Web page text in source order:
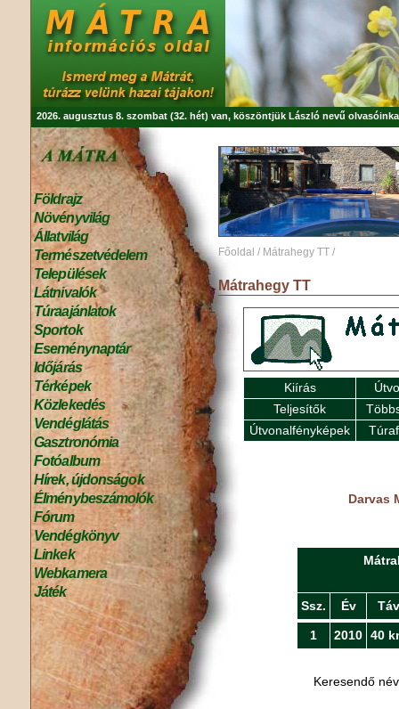
2026. augusztus 8. szombat (32. hét) van, köszöntjük László nevű
Földrajz
Növényvilág
Állatvilág
Természetvédelem
Települések
Látnivalók
Túraajánlatok
Sportok
Eseménynaptár
Időjárás
Térképek
Közlekedés
Vendéglátás
Gasztronómia
Fotóalbum
Hírek, újdonságok
Élménybeszámolók
Fórum
Vendégkönyv
Linkek
Webkamera
Játék
Főoldal / Mátrahegy TT /
Mátrahegy TT
Kiírás
Teljesítők
Útvonalfényképek
Darvas
Ssz. Év Táv
1 2010 40
Keresendő